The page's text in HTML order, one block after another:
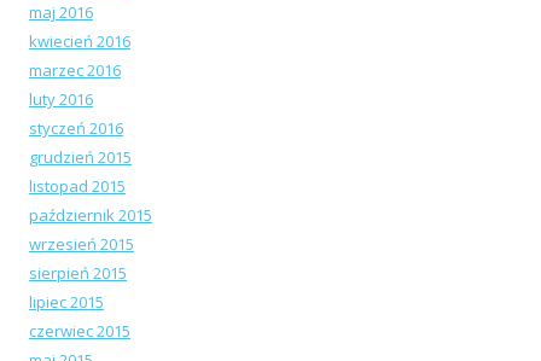
maj 2016
kwiecień 2016
marzec 2016
luty 2016
styczeń 2016
grudzień 2015
listopad 2015
październik 2015
wrzesień 2015
sierpień 2015
lipiec 2015
czerwiec 2015